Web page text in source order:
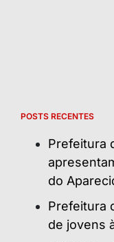
POSTS RECENTES
Prefeitura
do
Prefeitura
de jovens